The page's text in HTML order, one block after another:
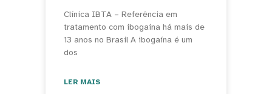
Clínica IBTA – Referência em
tratamento com ibogaína há mais de
13 anos no Brasil A ibogaína é um
dos
LER MAIS